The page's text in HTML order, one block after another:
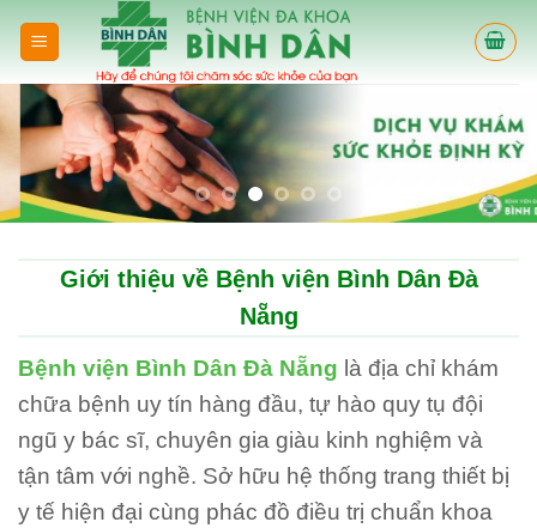
Giới thiệu về Bệnh viện Bình Dân Đà
Nẵng
Bệnh viện Bình Dân Đà Nẵng là địa chỉ khám
chữa bệnh uy tín hàng đầu, tự hào quy tụ đội
ngũ y bác sĩ, chuyên gia giàu kinh nghiệm và
tận tâm với nghề. Sở hữu hệ thống trang thiết bị
y tế hiện đại cùng phác đồ điều trị chuẩn khoa